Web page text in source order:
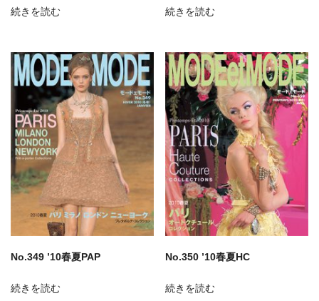
続きを読む 続きを読む
No.349 ’10春夏PAP
続きを読む
No.350 ’10春夏HC
続きを読む